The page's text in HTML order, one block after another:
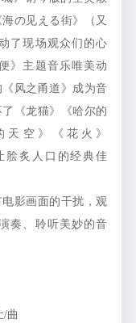
の见える街》（又
了现场观众们的心
》主题音乐唯美动
风之甬道》成为音
《龙猫》《哈尔的
空》《花火》
脍炙人口的经典佳
影画面的干扰，观
奏、聆听美妙的音
/曲